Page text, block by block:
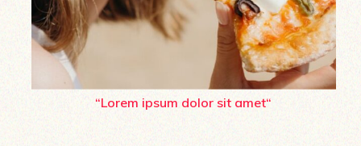
“Lorem ipsum dolor sit amet“